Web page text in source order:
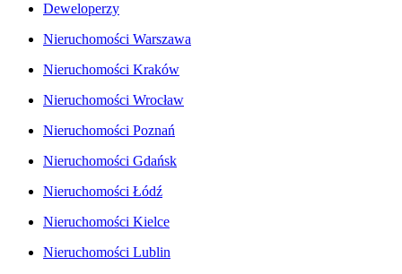
Deweloperzy
Nieruchomości Warszawa
Nieruchomości Kraków
Nieruchomości Wrocław
Nieruchomości Poznań
Nieruchomości Gdańsk
Nieruchomości Łódź
Nieruchomości Kielce
Nieruchomości Lublin